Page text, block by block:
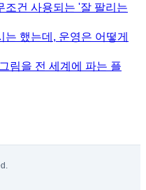
조건 사용되는 '잘 팔리는
했는데, 운영은 어떻게
림을 전 세계에 파는 플